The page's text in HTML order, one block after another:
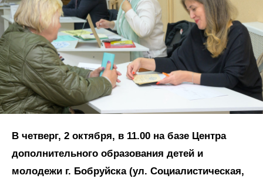
В четверг, 2 октября, в 11.00 на базе Центра
дополнительного образования детей и
молодежи г. Бобруйска (ул. Социалистическая,